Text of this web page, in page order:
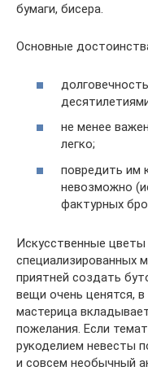
бумаги, бисера.
Основные
не менее
легко;
повредить им
невозможно
фактурных
Искусственные цветы
специализированных
приятней создать
вещи очень ценятся,
мастерица
пожелания. Если
рукоделием невесты
и совсем необычный